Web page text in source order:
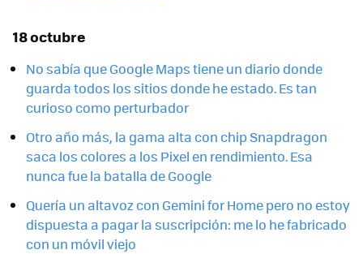
18 octubre
No sabía que Google Maps tiene un diario donde
guarda todos los sitios donde he estado. Es tan
curioso como perturbador
Otro año más, la gama alta con chip Snapdragon
saca los colores a los Pixel en rendimiento. Esa
nunca fue la batalla de Google
Quería un altavoz con Gemini for Home pero no estoy
dispuesta a pagar la suscripción: me lo he fabricado
con un móvil viejo